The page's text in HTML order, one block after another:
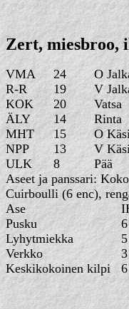
Zert, miesbroo,
VMA
R-R
KOK
ÄLY
MHT
NPP
ULK
24
19
20
14
15
13
8
O
V
Vatsa
Rinta
O
V
Pää
Aseet ja panssari:
Cuirboulli (6 enc),
Ase
Pusku
Lyhytmiekka
Verkko
Keskikokoinen kilpi
6
5
3
6